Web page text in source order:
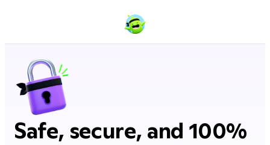
Safe, secure, and 100%